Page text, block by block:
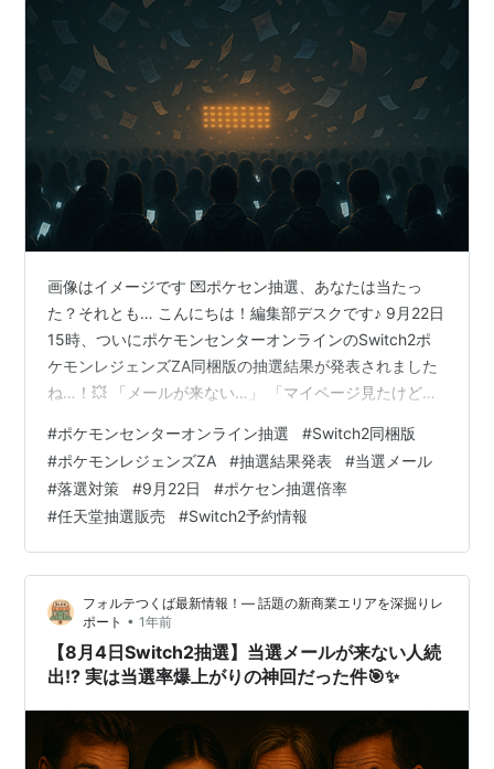
画像はイメージです 💌ポケセン抽選、あなたは当たっ
た？それとも… こんにちは！編集部デスクです♪ 9月22日
15時、ついにポケモンセンターオンラインのSwitch2ポ
ケモンレジェンズZA同梱版の抽選結果が発表されました
ね…！💥 「メールが来ない…」 「マイページ見たけど、
いいの？💦」 そんな不安な気持ち、すっごくわかります
😭 私も過去に何度も抽選に応募して、ドキドキしながら
メールを待った経験があるんです。 でも安心してくださ
い✨ この記事を最後まで読めば、あなたの疑問や不安は
100％解決します！ 当選した人が今すぐやるべきこと、
落選した人の次…
#ポケモンセンターオンライン抽選 #Switch2同梱版
#ポケモンレジェンズZA #抽選結果発表 #当選メール
#落選対策 #9月22日 #ポケセン抽選倍率
#任天堂抽選販売 #Switch2予約情報
フォルテつくば最新情報！— 話題の新商業エリアを深掘りレ
ポート • 1年前
【8月4日Switch2抽選】当選メールが来ない人続
出!? 実は当選率爆上がりの神回だった件🎯✨